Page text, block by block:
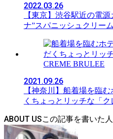
2022.03.26
【東京】渋谷駅近の電
ナ”スパニッシュクリー
CREME BRULEE
2021.09.26
【神奈川】船着場を臨
くちょっとリッチな「ク
ABOUT US